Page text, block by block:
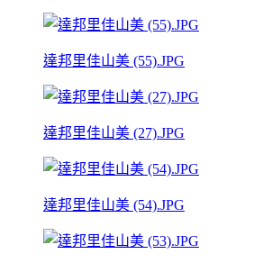
達邦里佳山美 (55).JPG
達邦里佳山美 (27).JPG
達邦里佳山美 (54).JPG